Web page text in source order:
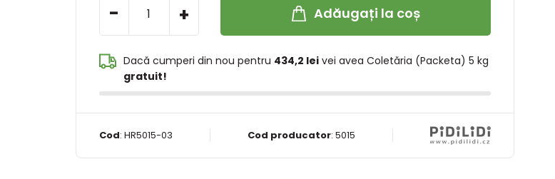
- + Adăugați la coș
Dacă cumperi din nou pentru 434,2 leivei avea Coletăria (Packeta) 5 kg
gratuit!
Cod: HR5015-03 Cod producator: 5015